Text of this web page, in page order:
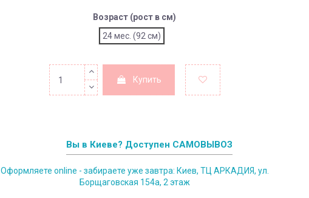
Возраст (рост в см)
24 мес. (92 см)
Купить
Вы в Киеве? Доступен САМОВЫВОЗ
Оформляете online - забираете уже завтра: Киев, ТЦ АРКАДИЯ, ул.
Борщаговская 154а, 2 этаж